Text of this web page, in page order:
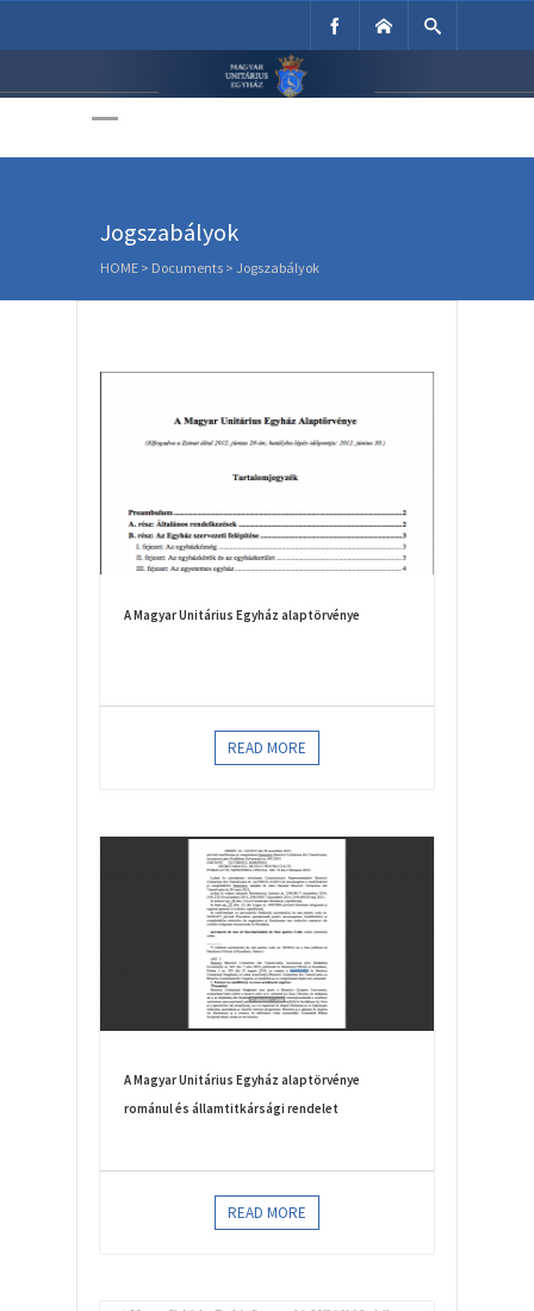
Unitárius Egyház
Jogszabályok
HOME > Documents > Jogszabályok
A Magyar Unitárius Egyház alaptörvénye
READ MORE
A Magyar Unitárius Egyház alaptörvénye
románul és államtitkársági rendelet
READ MORE